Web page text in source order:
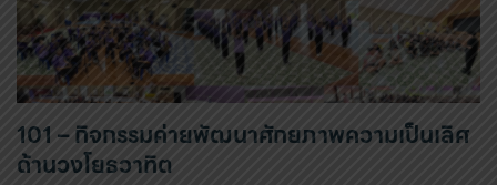
101 – กิจกรรมค่ายพัฒนาศักยภาพความเป็นเลิศ
ด้านวงโยธวาทิต